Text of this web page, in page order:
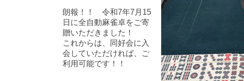
朗報！！ 令和7年7月15
日に全自動麻雀卓をご寄
贈いただきました！
これからは、同好会に入
会していただければ、ご
利用可能です！！